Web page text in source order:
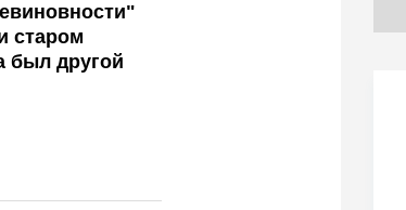
старом
был другой